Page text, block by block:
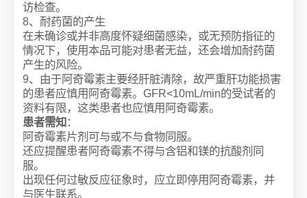
访检查。
8、耐药菌的产生
在未确诊或并非高度怀疑细菌感染，或无预防指征的
情况下，使用本品可能对患者无益，还会增加耐药菌
产生的风险。
9、由于阿奇霉素主要经肝脏清除，故严重肝功能损害
的患者应慎用阿奇霉素。GFR<10mL/min的受试者的
资料有限，这类患者也应慎用阿奇霉素。
患者需知 ：
阿奇霉素片剂可与或不与食物同服。
还应提醒患者阿奇霉素不得与含铝和镁的抗酸剂同
服。
出现任何过敏反应征象时，应立即停用阿奇霉素，并
与医生联系。